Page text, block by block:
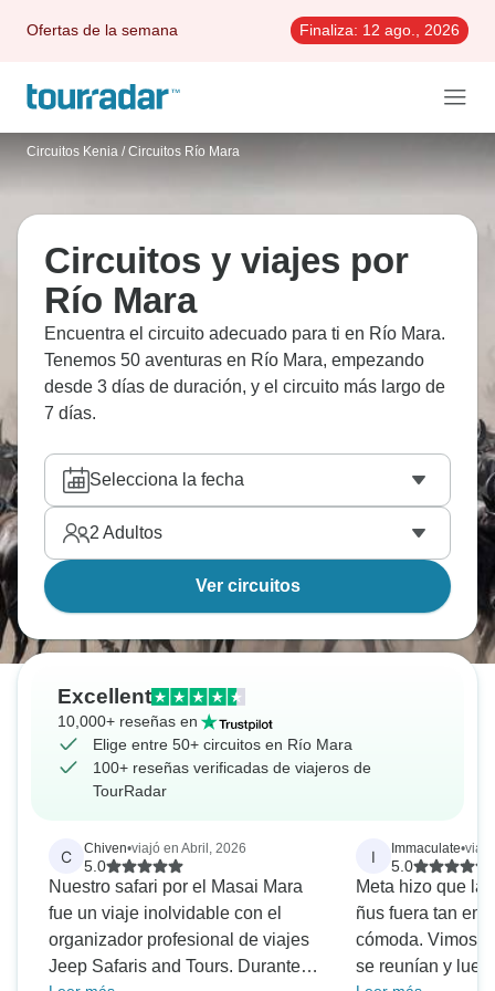
Ofertas de la semana Finaliza: 12 ago., 2026
Circuitos Kenia / Circuitos Río Mara
Circuitos y viajes por
Río Mara
Encuentra el circuito adecuado para ti en Río Mara.
Tenemos 50 aventuras en Río Mara, empezando
desde 3 días de duración, y el circuito más largo de
7 días.
Selecciona la fecha
2 Adultos
Ver circuitos
Excellent
10,000+ reseñas en
Elige entre 50+ circuitos en Río Mara
100+ reseñas verificadas de viajeros de
TourRadar
C Chiven•viajó en Abril, 2026
5.0
Nuestro safari por el Masai Mara
fue un viaje inolvidable con el
organizador profesional de viajes
Jeep Safaris and Tours. Durante
I Immaculate•
5.0
Meta hizo que la
ñus fuera tan
cómoda. Vimos
se reunían y